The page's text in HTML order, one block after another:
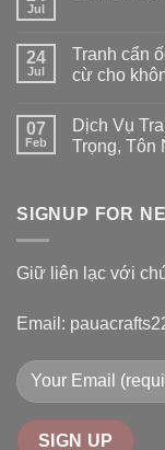
Jul
24
Jul
Tranh cẩn
cừ cho
07
Feb
Dịch Vụ
Trọng, Tôn
SIGNUP FOR
Giữ liên lạc với
Email: